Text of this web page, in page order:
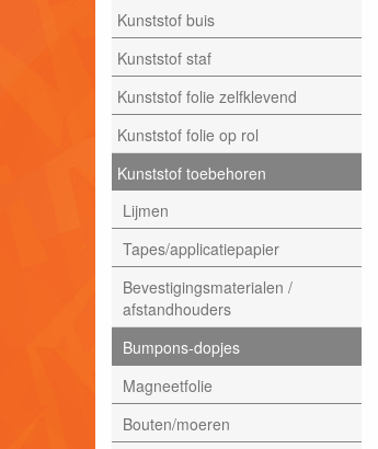
Kunststof buis
Kunststof staf
Kunststof folie zelfklevend
Kunststof folie op rol
Kunststof toebehoren
Lijmen
Tapes/applicatiepapier
Bevestigingsmaterialen /
afstandhouders
Bumpons-dopjes
Magneetfolie
Bouten/moeren